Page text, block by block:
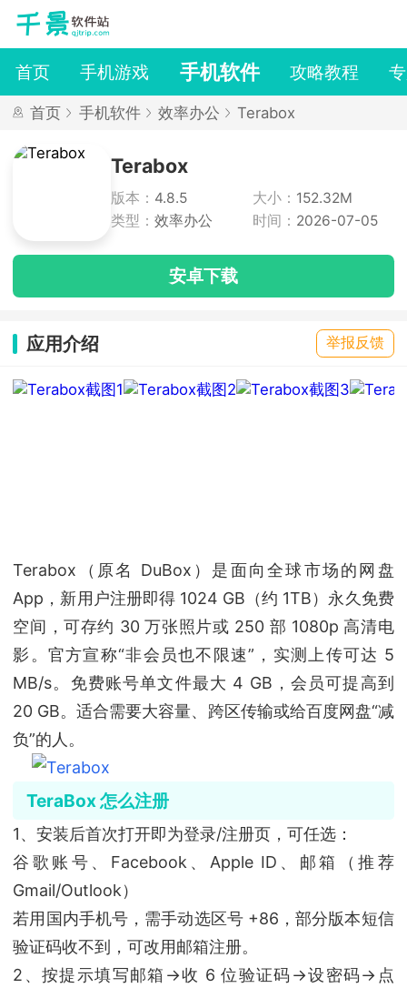
首页 手机游戏 手机软件 攻略教程
首页 手机软件 效率办公 Terabox
Terabox
版本： 4.8.5 大小： 152.32M
类型： 效率办公 时间： 2026-07-05
安卓下载
应用介绍 举报反馈
Terabox（原名 DuBox）是面向全球市场的网盘
App，新用户注册即得 1024 GB（约 1TB）永久免费
空间，可存约 30 万张照片或 250 部 1080p 高清电
影。官方宣称“非会员也不限速”，实测上传可达 5
MB/s。免费账号单文件最大 4 GB，会员可提高到
20 GB。适合需要大容量、跨区传输或给百度网盘“减
负”的人。
TeraBox 怎么注册
1、安装后首次打开即为登录/注册页，可任选：
谷歌账号、Facebook、Apple ID、邮箱（推荐
Gmail/Outlook）
若用国内手机号，需手动选区号 +86，部分版本短信
验证码收不到，可改用邮箱注册。
2、按提示填写邮箱→收 6 位验证码→设密码→点